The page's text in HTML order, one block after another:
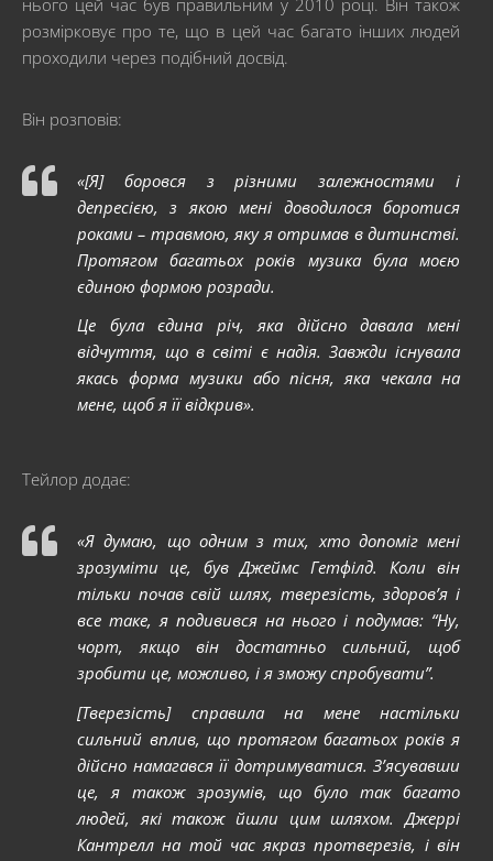
нього цей час був правильним у 2010 році. Він також
розмірковує про те, що в цей час багато інших людей
проходили через подібний досвід.
Він розповів:
«[Я] боровся з різними залежностями і
депресією, з якою мені доводилося боротися
роками – травмою, яку я отримав в дитинстві.
Протягом багатьох років музика була моєю
єдиною формою розради.
Це була єдина річ, яка дійсно давала мені
відчуття, що в світі є надія. Завжди існувала
якась форма музики або пісня, яка чекала на
мене, щоб я її відкрив».
Тейлор додає:
«Я думаю, що одним з тих, хто допоміг мені
зрозуміти це, був Джеймс Гетфілд. Коли він
тільки почав свій шлях, тверезість, здоров’я і
все таке, я подивився на нього і подумав: “Ну,
чорт, якщо він достатньо сильний, щоб
зробити це, можливо, і я зможу спробувати”.
[Тверезість] справила на мене настільки
сильний вплив, що протягом багатьох років я
дійсно намагався її дотримуватися. З’ясувавши
це, я також зрозумів, що було так багато
людей, які також йшли цим шляхом. Джеррі
Кантрелл на той час якраз протверезів, і він